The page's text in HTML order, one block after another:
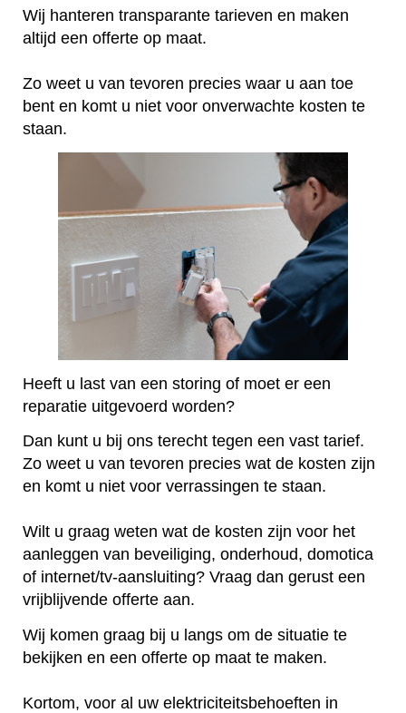
Wij hanteren transparante tarieven en maken
altijd een offerte op maat.
Zo weet u van tevoren precies waar u aan toe
bent en komt u niet voor onverwachte kosten te
staan.
Heeft u last van een storing of moet er een
reparatie uitgevoerd worden?
Dan kunt u bij ons terecht tegen een vast tarief.
Zo weet u van tevoren precies wat de kosten zijn
en komt u niet voor verrassingen te staan.
Wilt u graag weten wat de kosten zijn voor het
aanleggen van beveiliging, onderhoud, domotica
of internet/tv-aansluiting? Vraag dan gerust een
vrijblijvende offerte aan.
Wij komen graag bij u langs om de situatie te
bekijken en een offerte op maat te maken.
Kortom, voor al uw elektriciteitsbehoeften in